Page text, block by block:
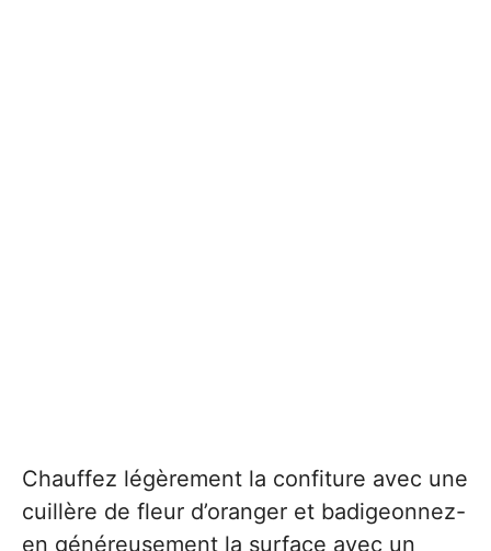
Chauffez légèrement la confiture avec une
cuillère de fleur d’oranger et badigeonnez-
en généreusement la surface avec un